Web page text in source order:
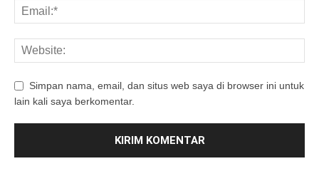
Simpan nama, email, dan situs web saya di browser ini untuk
lain kali saya berkomentar.